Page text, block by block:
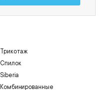
Трикотаж
Спилок
Siberia
Комбинированные